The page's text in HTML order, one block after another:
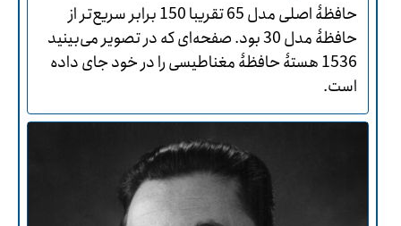
حافظۀ اصلی مدل 65 تقریبا 150 برابر سریع‌تر از
حافظۀ مدل 30 بود. صفحه‌ای که در تصویر می‌بینید
1536 هستۀ حافظۀ مغناطیسی را در خود جای داده
است.